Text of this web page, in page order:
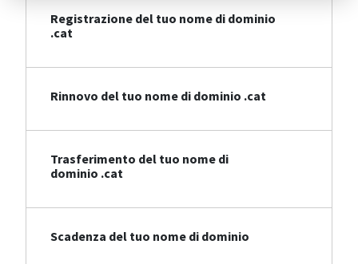
Registrazione del tuo nome di dominio
.cat
Rinnovo del tuo nome di dominio .cat
Trasferimento del tuo nome di
dominio .cat
Scadenza del tuo nome di dominio